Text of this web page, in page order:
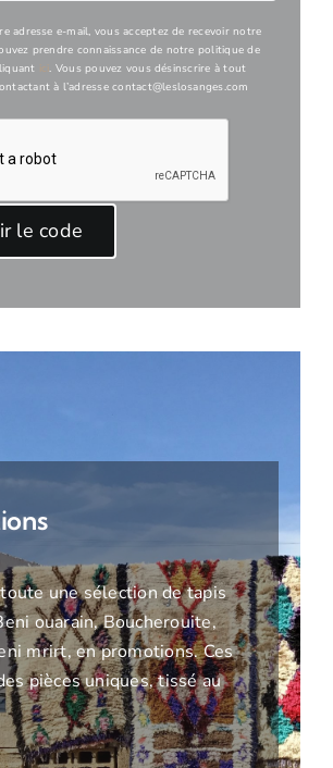
adresse e-mail, vous acceptez de recevoir notre
prendre connaissance de notre politique de
ici. Vous pouvez vous désinscrire à tout
à l’adresse contact@leslosanges.com
une sélection de tapis
ouarain, Boucherouite,
mrirt, en promotions. Ces
pièces uniques, tissé au